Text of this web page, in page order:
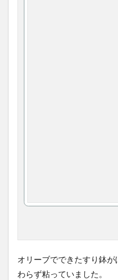
オリーブでできたすり鉢
わらず粘っていました。